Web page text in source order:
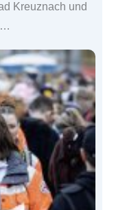
Kreuznach und